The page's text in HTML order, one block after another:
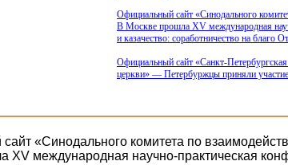
Официальный сайт «Синодального
В Москве прошла XV международная
и казачество: соработничество на благо
Официальный сайт «Санкт-
церкви» — Петербуржцы приняли
«Синодального комитета по
XV международная научно-практическая